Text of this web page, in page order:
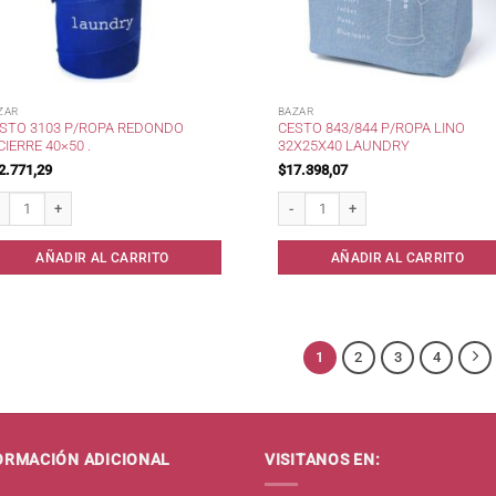
3103 P/ROPA REDONDO
40×50 .
3103 p/Ropa Redondo c/Cierre 40x50 . cantidad
AÑADIR AL CARRITO
BAZAR
CESTO 843/844 P/ROPA LINO
32X25X40 LAUNDRY
$17.398,07
Cesto 843/844 p/Ropa Lino
AÑADIR AL CARRITO
1 2 3 4
ADICIONAL VISITANOS EN: